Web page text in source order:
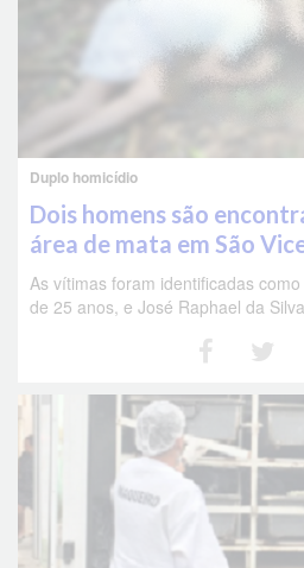
Duplo homicídio
Dois homens são
área de mata em São
As vítimas foram identificadas
de 25 anos, e José Raphael da